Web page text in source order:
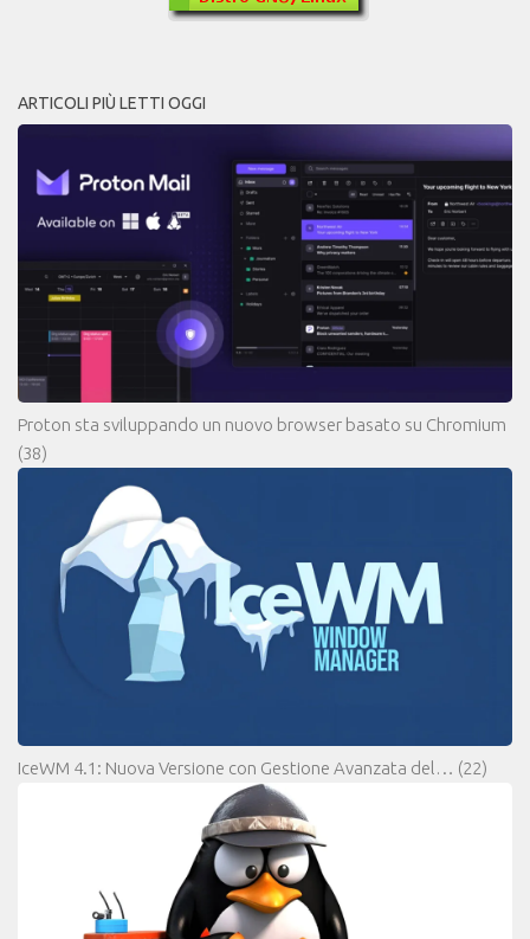
ARTICOLI PIÙ LETTI OGGI
Proton sta sviluppando un nuovo browser basato su Chromium
(38)
IceWM 4.1: Nuova Versione con Gestione Avanzata del… (22)